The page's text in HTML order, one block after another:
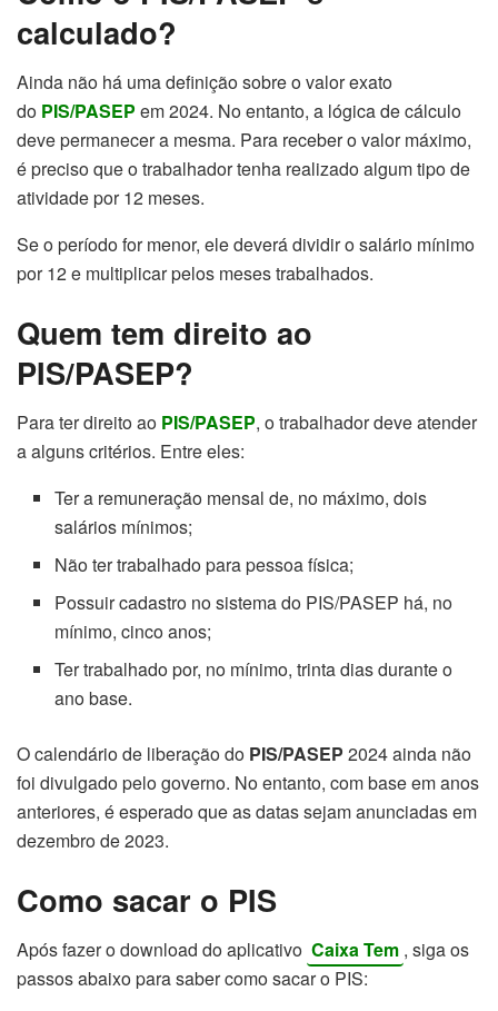
calculado?
Ainda não há uma definição sobre o valor exato
do PIS/PASEP em 2024. No entanto, a lógica de cálculo
deve permanecer a mesma. Para receber o valor máximo,
é preciso que o trabalhador tenha realizado algum tipo de
atividade por 12 meses.
Se o período for menor, ele deverá dividir o salário mínimo
por 12 e multiplicar pelos meses trabalhados.
Quem tem direito ao
PIS/PASEP?
Para ter direito ao PIS/PASEP, o trabalhador deve atender
a alguns critérios. Entre eles:
Ter a remuneração mensal de, no máximo, dois
salários mínimos;
Não ter trabalhado para pessoa física;
Possuir cadastro no sistema do PIS/PASEP há, no
mínimo, cinco anos;
Ter trabalhado por, no mínimo, trinta dias durante o
ano base.
O calendário de liberação do PIS/PASEP 2024 ainda não
foi divulgado pelo governo. No entanto, com base em anos
anteriores, é esperado que as datas sejam anunciadas em
dezembro de 2023.
Como sacar o PIS
Após fazer o download do aplicativo Caixa Tem , siga os
passos abaixo para saber como sacar o PIS: